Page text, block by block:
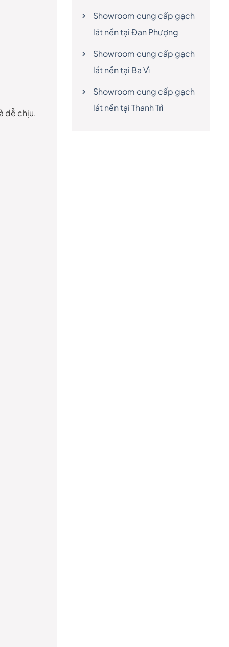
dễ chịu.
Showroom cung cấp gạch
lát nền tại Đan Phượng
Showroom cung cấp gạch
lát nền tại Ba Vì
Showroom cung cấp gạch
lát nền tại Thanh Trì